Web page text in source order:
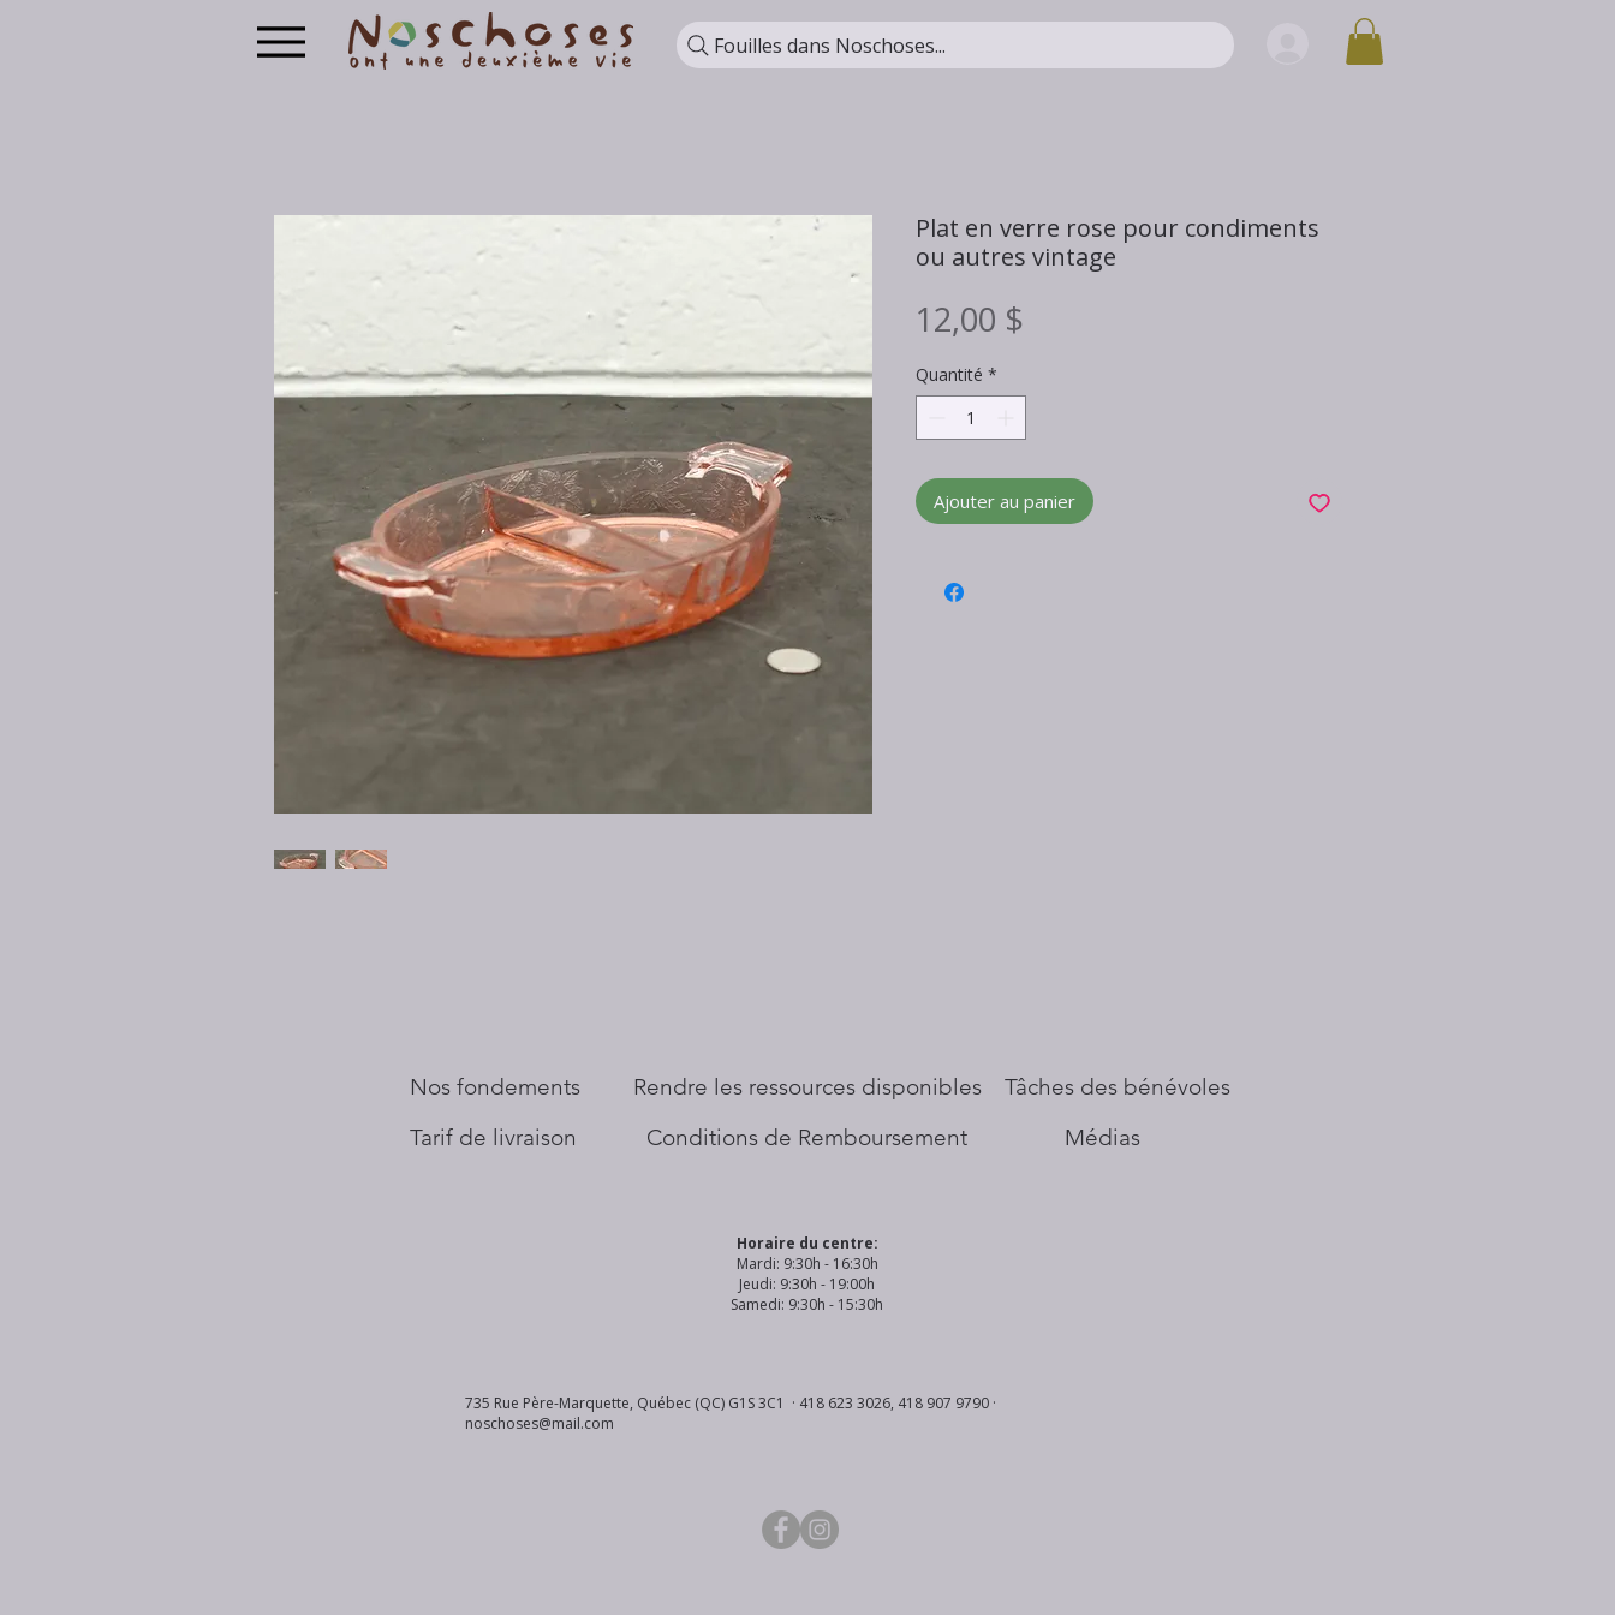
Fouilles dans Noschoses...
Plat en verre rose pour condiments
ou autres vintage
12,00 $
Quantité *
Ajouter au panier
Nos fondements
Tarif de livraison
​Rendre les ressources disponibles
Conditions de Remboursement
Tâches des bénévoles
Médias
Horaire du centre:
Mardi: 9:30h - 16:30h
Jeudi: 9:30h - 19:00h
Samedi: 9:30h - 15:30h
735 Rue Père-Marquette, Québec (QC) G1S 3C1 · 418 623 3026, 418 907 9790 ·
noschoses@mail.com